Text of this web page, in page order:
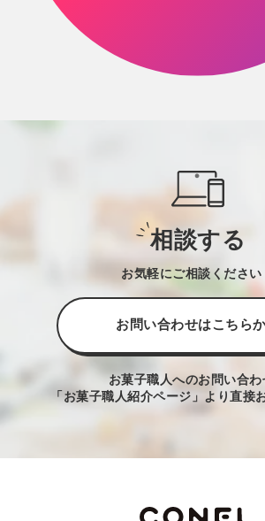
相談する
お気軽にご相談ください
お問い合わせはこちら
お菓子職人へのお問い合わ
「お菓子職人紹介ページ」より直接